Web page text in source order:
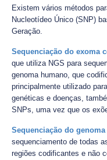
Existem vários métodos
Nucleotídeo Único (SNP)
Geração.
Sequenciação do exoma
que utiliza NGS para
genoma humano, que
principalmente utilizado
genéticas e doenças,
SNPs, uma vez que os
Sequenciação do
sequenciamento de todas
regiões codificantes e não